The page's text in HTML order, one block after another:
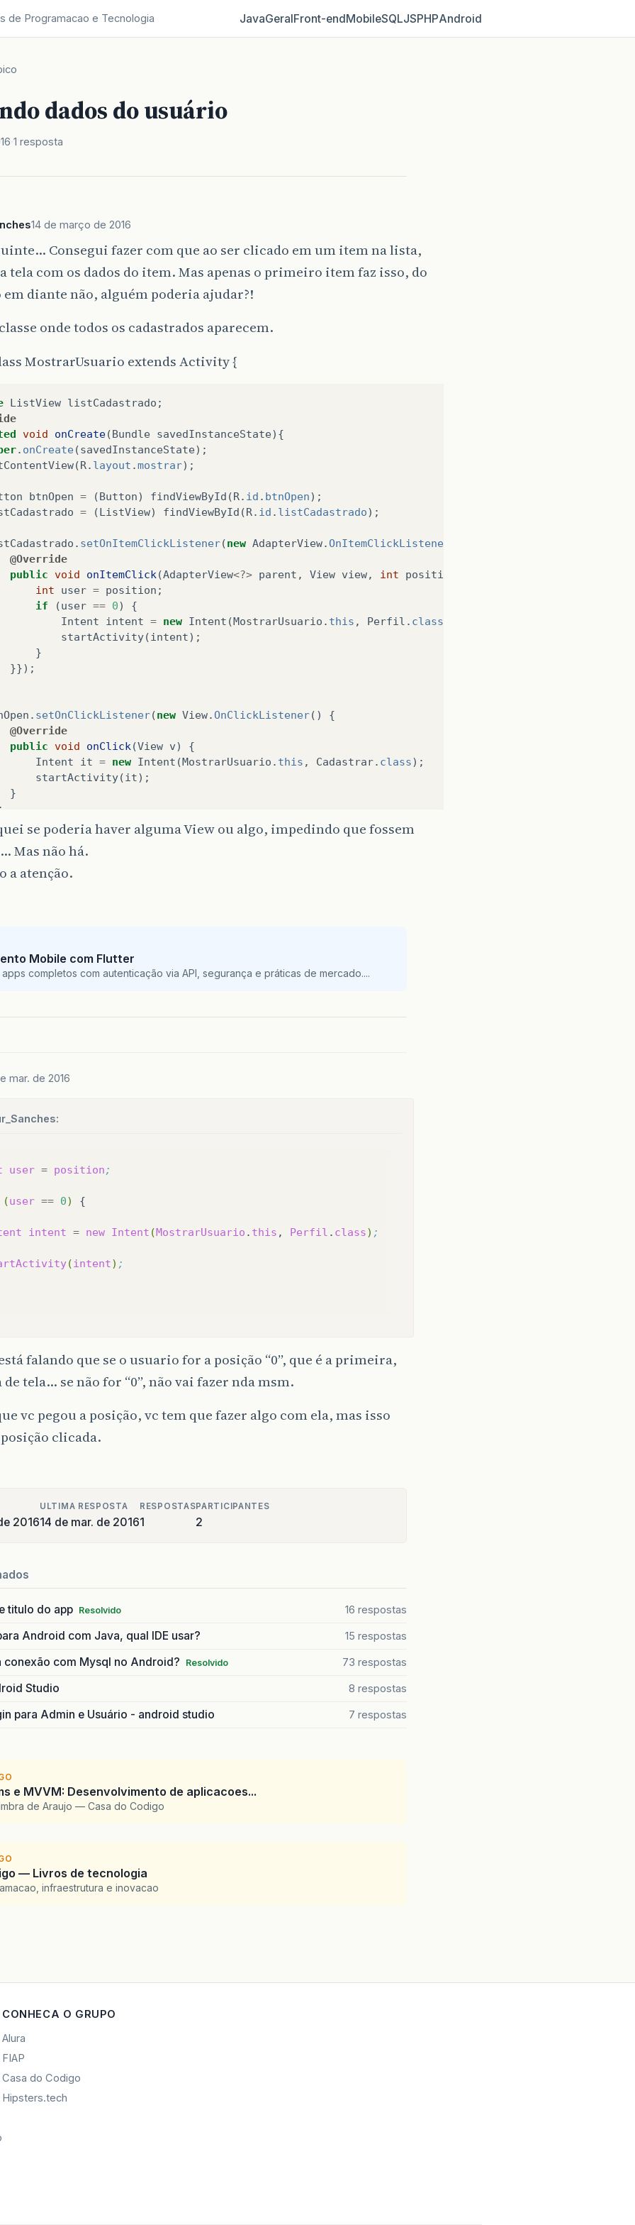
de Programacao e Tecnologia JavaGeralFront‑endMobileSQLJSPHPAndroid
dados do usuário
1 resposta
14 de março de 2016
Consegui fazer com que ao ser clicado em um item na lista,
tela com os dados do item. Mas apenas o primeiro item faz isso, do
em diante não, alguém poderia ajudar?!
onde todos os cadastrados aparecem.
MostrarUsuario extends Activity {
ListView listCadastrado ;
void onCreate(Bundle savedInstanceState){
. onCreate(savedInstanceState);
(R. layout .mostrar);
btnOpen = (Button) findViewById (R. id . btnOpen);
= (ListView) findViewById (R. id . listCadastrado);
. setOnItemClickListener(new AdapterView.OnItemClickListener
@Override
public void onItemClick (AdapterView<?> parent , View view, int position
int
user = position ;
if
(user == 0)
{
Intent
intent = new Intent (MostrarUsuario . this , Perfil . class
startActivity(intent);
}
}});
. setOnClickListener(new View.OnClickListener()
{
@Override
public void onClick (View v)
{
Intent
it = new Intent (MostrarUsuario . this , Cadastrar. class);
startActivity(it);
}
void onResume
< User > adp =
se poderia haver alguma View ou algo, impedindo que fossem
Mas não há.
a atenção.
Mobile com Flutter
completos com autenticação via API, segurança e práticas de mercado....
mar. de 2016
user = position;
(user == 0) {
intent = new Intent (MostrarUsuario . this , Perfil . class) ;
( intent) ;
falando que se o usuario for a posição “0”, que é a primeira,
de tela… se não for “0”, não vai fazer nda msm.
vc pegou a posição, vc tem que fazer algo com ela, mas isso
clicada.
2016
ULTIMA RESPOSTA
14 de mar. de 2016
RESPOSTAS
1
PARTICIPANTES
2
titulo do app Resolvido 16 respostas
Android com Java, qual IDE usar? 15 respostas
conexão com Mysql no Android? Resolvido 73 respostas
Studio 8 respostas
para Admin e Usuário - android studio 7 respostas
e MVVM: Desenvolvimento de aplicacoes...
de Araujo — Casa do Codigo
— Livros de tecnologia
infraestrutura e inovacao
CONHECA O GRUPO
Alura
FIAP
Casa do Codigo
Hipsters.tech